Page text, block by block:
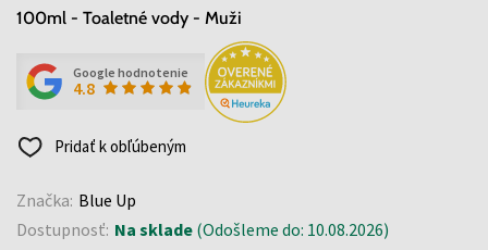
100ml - Toaletné vody - Muži
Google hodnotenie
4.8
Pridať k obľúbeným
Značka: Blue Up
Dostupnosť: Na sklade (Odošleme do: 10.08.2026)